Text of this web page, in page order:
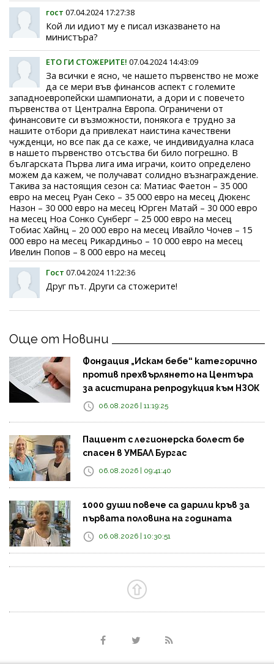
гост 07.04.2024 17:27:38
Кой ли идиот му е писал изказванeто на
министъра?
ЕТО ГИ СТОЖЕРИТЕ! 07.04.2024 14:43:09
За всички е ясно, че нашето първенство не може
да се мери във финансов аспект с големите
западноевропейски шампионати, а дори и с повечето
първенства от Централна Европа. Ограничени от
финансовите си възможности, понякога е трудно за
нашите отбори да привлекат наистина качествени
чужденци, но все пак да се каже, че индивидуална класа
в нашето първенство отсъства би било погрешно. В
българската Първа лига има играчи, които определено
можем да кажем, че получават солидно възнаграждение.
Такива за настоящия сезон са: Матиас Фаетон – 35 000
евро на месец Руан Секо – 35 000 евро на месец Дюкенс
Назон – 30 000 евро на месец Юрген Матай – 30 000 евро
на месец Ноа Сонко Сунберг – 25 000 евро на месец
Тобиас Хайнц – 20 000 евро на месец Ивайло Чочев – 15
000 евро на месец Рикардиньо – 10 000 евро на месец
Ивелин Попов – 8 000 евро на месец
Гост 07.04.2024 11:22:36
Друг път. Други са стожерите!
Още от Новини
Фондация „Искам бебе“ категорично
против прехвърлянето на Центъра
за асистирана репродукция към НЗОК
06.08.2026 | 11:19:25
Пациент с легионерска болест бе
спасен в УМБАЛ Бургас
06.08.2026 | 09:41:40
1000 души повече са дарили кръв за
първата половина на годината
06.08.2026 | 10:30:51